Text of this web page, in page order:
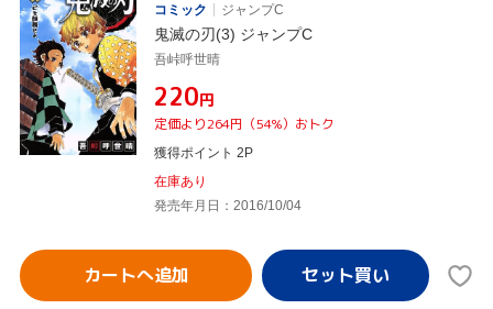
コミック
ジャンプC
鬼滅の刃(3) ジャンプC
吾峠呼世晴
¥220円
定価より264円（54%）おトク
獲得ポイント 2P
在庫あり
発売年月日：2016/10/04
カートへ追加